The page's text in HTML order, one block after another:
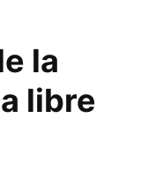
la
libre